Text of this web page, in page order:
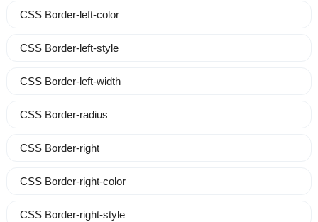
CSS Border-left-color
CSS Border-left-style
CSS Border-left-width
CSS Border-radius
CSS Border-right
CSS Border-right-color
CSS Border-right-style